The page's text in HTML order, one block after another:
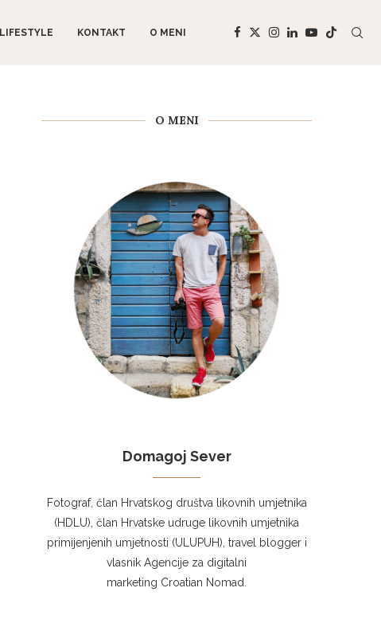
LIFESTYLE KONTAKT O MENI
O MENI
Domagoj Sever
Fotograf, član Hrvatskog društva likovnih umjetnika
(HDLU), član Hrvatske udruge likovnih umjetnika
primijenjenih umjetnosti (ULUPUH), travel blogger i
vlasnik Agencije za digitalni
marketing Croatian Nomad.